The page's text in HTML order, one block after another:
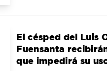
El césped del Luis
Fuensanta
que impedirá su